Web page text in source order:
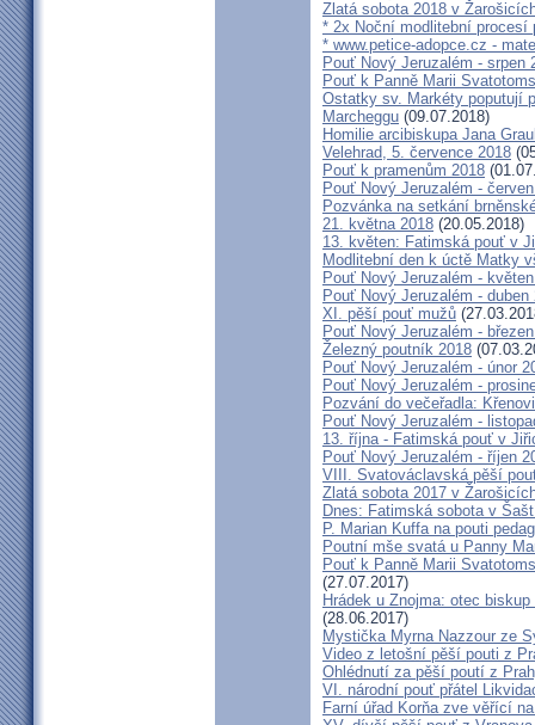
Zlatá sobota 2018 v
* 2x Noční modlitební
* www.petice-adopce.cz -
Pouť Nový Jeruzalém - srpen
Pouť k Panně Marii
Ostatky sv. Markéty poputují
Marcheggu (09.07.2018)
Homilie arcibiskupa Jana
Velehrad, 5. července 2018
Pouť k pramenům 2018
Pouť Nový Jeruzalém -
Pozvánka na setkání
21. května 2018 (20.05.2018)
13. květen: Fatimská pouť v
Modlitební den k úctě Matky
Pouť Nový Jeruzalém -
Pouť Nový Jeruzalém - duben
XI. pěší pouť mužů
Pouť Nový Jeruzalém -
Železný poutník 2018
Pouť Nový Jeruzalém - únor
Pouť Nový Jeruzalém -
Pozvání do večeřadla:
Pouť Nový Jeruzalém -
13. října - Fatimská pouť v
Pouť Nový Jeruzalém - říjen
VIII. Svatováclavská pěší
Zlatá sobota 2017 v
Dnes: Fatimská sobota v
P. Marian Kuffa na pouti
Poutní mše svatá u Panny
Pouť k Panně Marii
(27.07.2017)
Hrádek u Znojma: otec
(28.06.2017)
Mystička Myrna Nazzour ze
Video z letošní pěší pouti z
Ohlédnutí za pěší poutí z
VI. národní pouť přátel
Farní úřad Korňa zve věřící